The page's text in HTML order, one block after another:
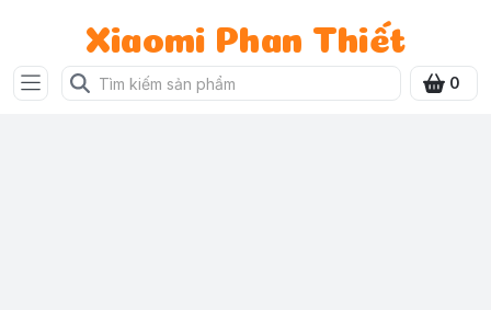
Xiaomi Phan Thiết
0